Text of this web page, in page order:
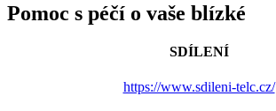
Pomoc s péčí o vaše blízké
SDÍLENÍ
https://www.sdileni-telc.cz/